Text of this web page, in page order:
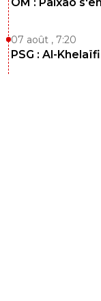
07 août , 7:20
PSG : Al-